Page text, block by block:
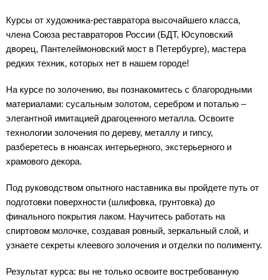
Курсы от художника-реставратора высочайшего класса,
члена Союза реставраторов России (БДТ, Юсуповский
дворец, Пантелеймоновский мост в Петербурге), мастера
редких техник, которых нет в нашем городе!
На курсе по золочению, вы познакомитесь с благородными
материалами: сусальным золотом, серебром и поталью –
элегантной имитацией драгоценного металла. Освоите
технологии золочения по дереву, металлу и гипсу,
разберетесь в нюансах интерьерного, экстерьерного и
храмового декора.
Под руководством опытного наставника вы пройдете путь от
подготовки поверхности (шлифовка, грунтовка) до
финального покрытия лаком. Научитесь работать на
спиртовом молочке, создавая ровный, зеркальный слой, и
узнаете секреты клеевого золочения и отделки по полименту.
Результат курса: вы не только освоите востребованную